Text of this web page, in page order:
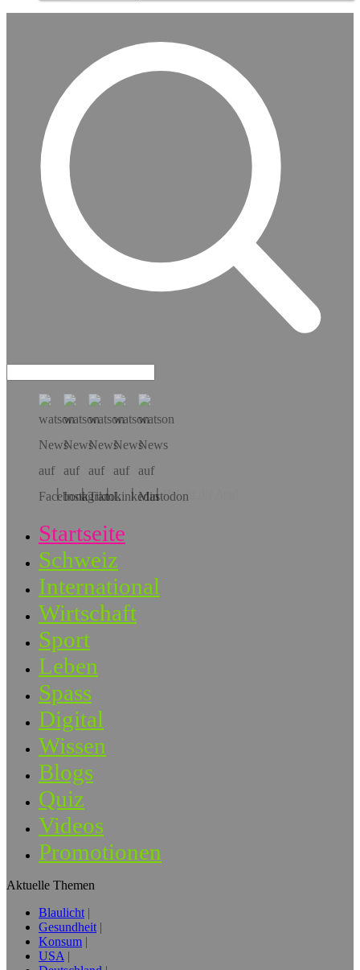
Hol dir die App!
Startseite
Schweiz
International
Wirtschaft
Sport
Leben
Spass
Digital
Wissen
Blogs
Quiz
Videos
Promotionen
Aktuelle Themen
Blaulicht
Gesundheit
Konsum
USA